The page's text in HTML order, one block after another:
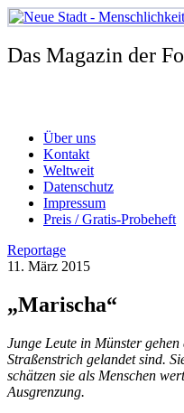
Zum
Inhalt
springen
Das Magazin der
Über uns
Kontakt
Weltweit
Datenschutz
Impressum
Preis / Gratis-Probeheft
Reportage
11. März 2015
„Marischa“
Junge Leute in Münster
Straßenstrich gelandet sind.
schätzen sie als Menschen
Ausgrenzung.